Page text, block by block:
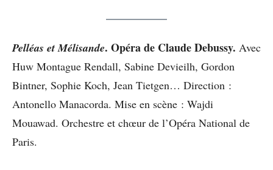
Pelléas et Mélisande. Opéra de Claude Debussy. Avec
Huw Montague Rendall, Sabine Devieilh, Gordon
Bintner, Sophie Koch, Jean Tietgen… Direction :
Antonello Manacorda. Mise en scène : Wajdi
Mouawad. Orchestre et chœur de l’Opéra National de
Paris.